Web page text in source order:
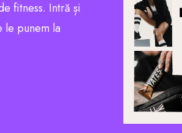
fitness. Intră și
le punem la